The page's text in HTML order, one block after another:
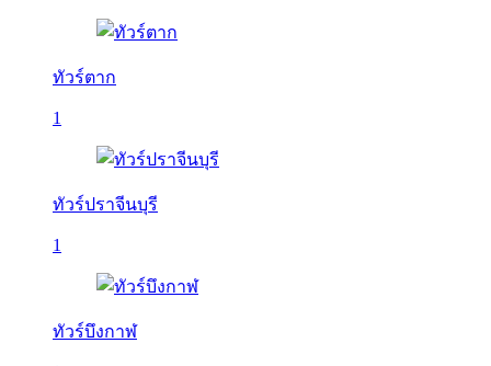
ทัวร์ตาก
1
ทัวร์ปราจีนบุรี
1
ทัวร์บึงกาฬ